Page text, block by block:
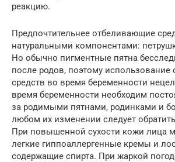
реакцию.
Предпочтительнее отбеливающие
натуральными компонентами:
Но обычно пигментные пятна
после родов, поэтому
средств во время беременности
время беременности необходим
за родимыми пятнами, родинками и
любом их изменении следует
При повышенной сухости кожи лица
легкие гиппоаллергенные кремы и
содержащие спирта. При жаркой